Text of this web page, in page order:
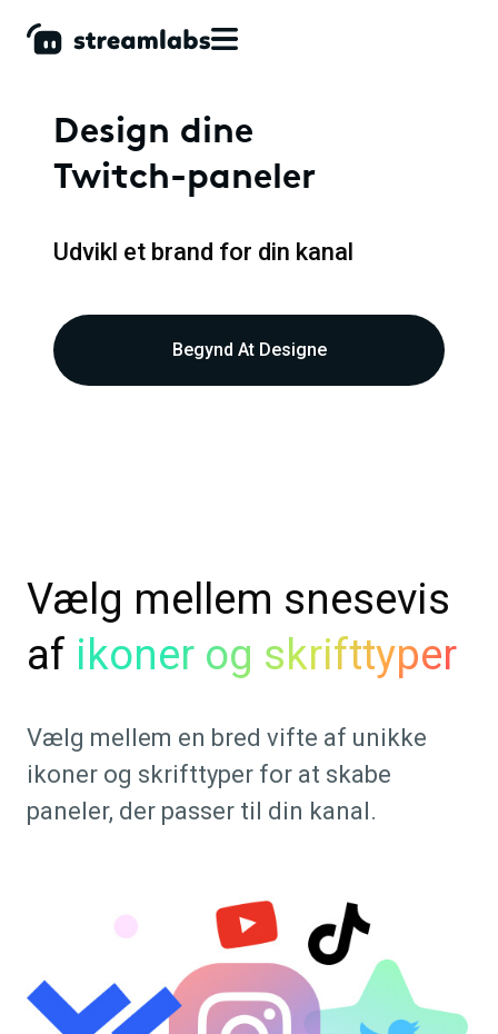
Design dine
Twitch-paneler
Udvikl et brand for din kanal
Begynd At Designe
Vælg mellem snesevis
af ikoner og skrifttyper
Vælg mellem en bred vifte af unikke
ikoner og skrifttyper for at skabe
paneler, der passer til din kanal.